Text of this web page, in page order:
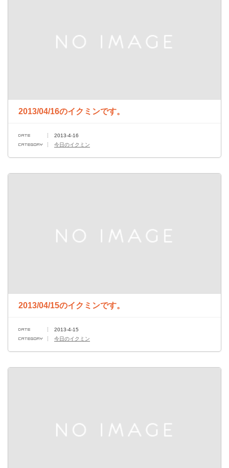
2013/04/16のイクミンです。
2013-4-16
今日のイクミン
2013/04/15のイクミンです。
2013-4-15
今日のイクミン